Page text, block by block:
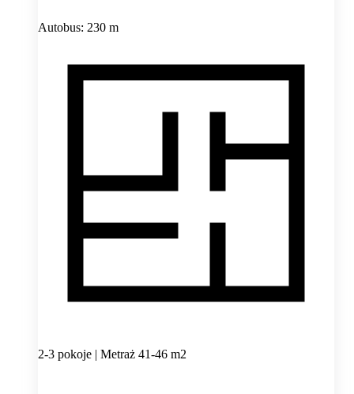
Autobus: 230 m
2-3 pokoje | Metraż 41-46 m2